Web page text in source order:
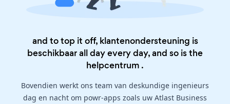
and to top it off, klantenondersteuning is
beschikbaar all day every day, and so is the
helpcentrum .
Bovendien werkt ons team van deskundige ingenieurs
dag en nacht om powr-apps zoals uw Atlast Business